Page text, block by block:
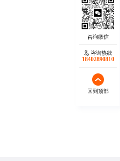
咨询热线
18402890810
回到顶部